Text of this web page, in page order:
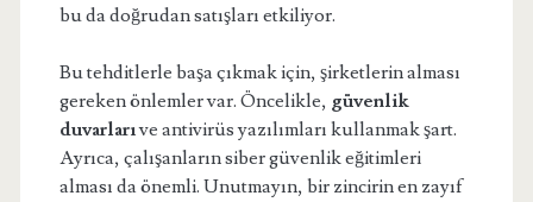
bu da doğrudan satışları etkiliyor.
Bu tehditlerle başa çıkmak için, şirketlerin alması
gereken önlemler var. Öncelikle, güvenlik
duvarlarıve antivirüs yazılımları kullanmak şart.
Ayrıca, çalışanların siber güvenlik eğitimleri
alması da önemli. Unutmayın, bir zincirin en zayıf